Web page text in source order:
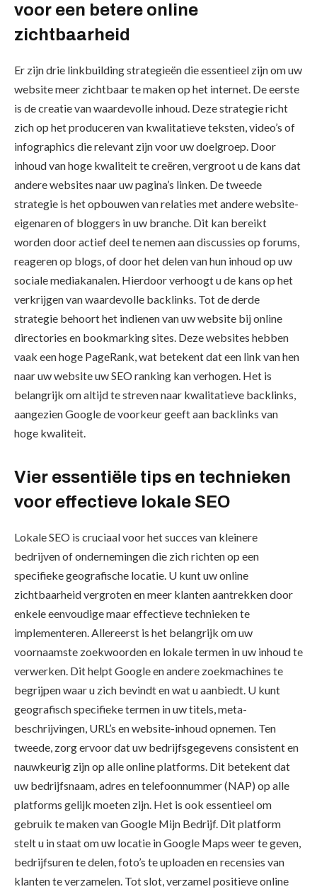
voor een betere online
zichtbaarheid
Er zijn drie linkbuilding strategieën die essentieel zijn om uw
website meer zichtbaar te maken op het internet. De eerste
is de creatie van waardevolle inhoud. Deze strategie richt
zich op het produceren van kwalitatieve teksten, video’s of
infographics die relevant zijn voor uw doelgroep. Door
inhoud van hoge kwaliteit te creëren, vergroot u de kans dat
andere websites naar uw pagina’s linken. De tweede
strategie is het opbouwen van relaties met andere website-
eigenaren of bloggers in uw branche. Dit kan bereikt
worden door actief deel te nemen aan discussies op forums,
reageren op blogs, of door het delen van hun inhoud op uw
sociale mediakanalen. Hierdoor verhoogt u de kans op het
verkrijgen van waardevolle backlinks. Tot de derde
strategie behoort het indienen van uw website bij online
directories en bookmarking sites. Deze websites hebben
vaak een hoge PageRank, wat betekent dat een link van hen
naar uw website uw SEO ranking kan verhogen. Het is
belangrijk om altijd te streven naar kwalitatieve backlinks,
aangezien Google de voorkeur geeft aan backlinks van
hoge kwaliteit.
Vier essentiële tips en technieken
voor effectieve lokale SEO
Lokale SEO is cruciaal voor het succes van kleinere
bedrijven of ondernemingen die zich richten op een
specifieke geografische locatie. U kunt uw online
zichtbaarheid vergroten en meer klanten aantrekken door
enkele eenvoudige maar effectieve technieken te
implementeren. Allereerst is het belangrijk om uw
voornaamste zoekwoorden en lokale termen in uw inhoud te
verwerken. Dit helpt Google en andere zoekmachines te
begrijpen waar u zich bevindt en wat u aanbiedt. U kunt
geografisch specifieke termen in uw titels, meta-
beschrijvingen, URL’s en website-inhoud opnemen. Ten
tweede, zorg ervoor dat uw bedrijfsgegevens consistent en
nauwkeurig zijn op alle online platforms. Dit betekent dat
uw bedrijfsnaam, adres en telefoonnummer (NAP) op alle
platforms gelijk moeten zijn. Het is ook essentieel om
gebruik te maken van Google Mijn Bedrijf. Dit platform
stelt u in staat om uw locatie in Google Maps weer te geven,
bedrijfsuren te delen, foto’s te uploaden en recensies van
klanten te verzamelen. Tot slot, verzamel positieve online